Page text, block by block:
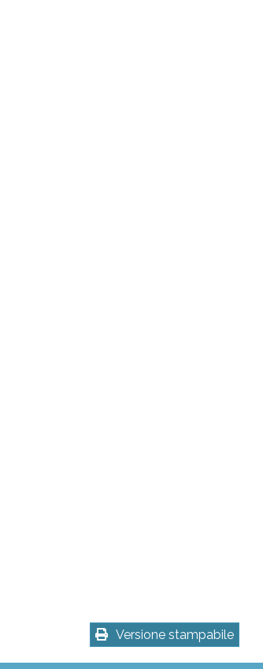
Versione stampabile